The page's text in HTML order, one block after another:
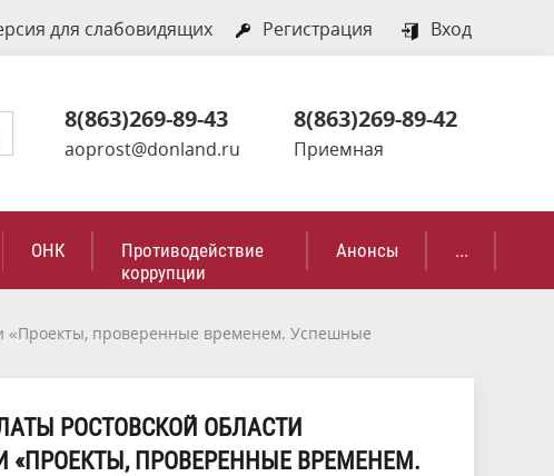
для слабовидящих Регистрация Вход
8(863)269-89-43
aoprost@donland.ru
8(863)269-89-42
Приемная
ОНК
Противодействие
коррупции
Анонсы ...
«Проекты, проверенные временем. Успешные
РОСТОВСКОЙ ОБЛАСТИ
ПРОВЕРЕННЫЕ ВРЕМЕНЕМ.